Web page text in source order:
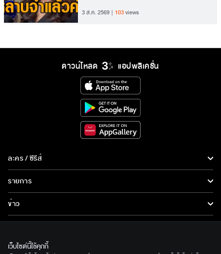
3 ส.ค. 2569 103views
ดาวน์โหลด แอปพลิเคชั่น
ละคร / ซีรีส์
ละคร/ซีรีส์
ซีรีส์นานาชาติ
การ์ตูน & เกม
รายการ
รายการทั้งหมด
ข่าว
ข่าวทั้งหมด
ทีวีออนไลน์
เกี่ยวกับเรา
เว็บไซต์นี้ใช้คุกกี้